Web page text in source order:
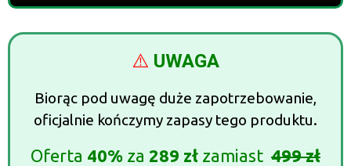
⚠️ UWAGA
Biorąc pod uwagę duże zapotrzebowanie,
oficjalnie kończymy zapasy tego produktu.
Oferta 40% za 289 zł zamiast 499 zł